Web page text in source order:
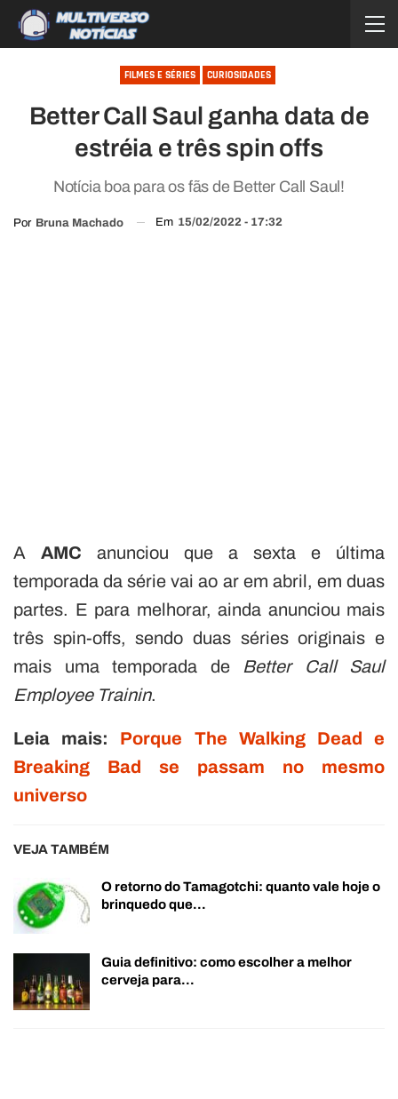
FILMES E SÉRIES CURIOSIDADES
Better Call Saul ganha data de
estréia e três spin offs
Notícia boa para os fãs de Better Call Saul!
Por Bruna Machado Em 15/02/2022 - 17:32
A AMC anunciou que a sexta e última
temporada da série vai ao ar em abril, em duas
partes. E para melhorar, ainda anunciou mais
três spin-offs, sendo duas séries originais e
mais uma temporada de Better Call Saul
Employee Trainin.
Leia mais: Porque The Walking Dead e
Breaking Bad se passam no mesmo
universo
VEJA TAMBÉM
O retorno do Tamagotchi: quanto vale hoje o
brinquedo que…
Guia definitivo: como escolher a melhor
cerveja para…